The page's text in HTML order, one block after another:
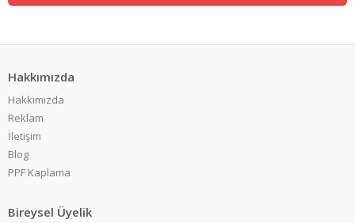
Hakkımızda
Hakkımızda
Reklam
İletişim
Blog
PPF Kaplama
Bireysel Üyelik